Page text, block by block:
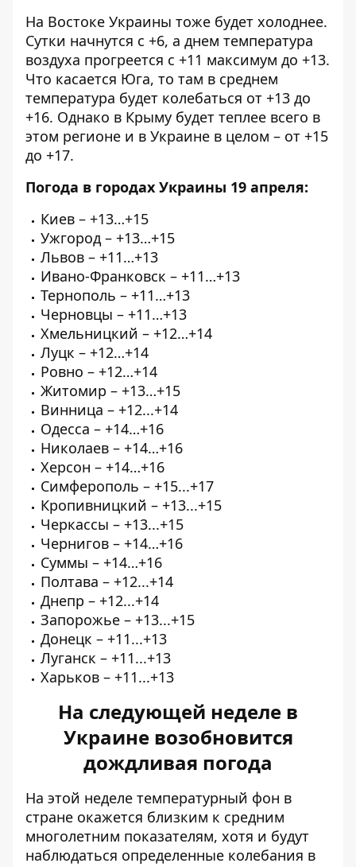
На Востоке Украины тоже будет холоднее.
Сутки начнутся с +6, а днем ​​температура
воздуха прогреется с +11 максимум до +13.
Что касается Юга, то там в среднем
температура будет колебаться от +13 до
+16. Однако в Крыму будет теплее всего в
этом регионе и в Украине в целом – от +15
до +17.
Погода в городах Украины 19 апреля:
Киев – +13…+15
Ужгород – +13…+15
Львов – +11…+13
Ивано-Франковск – +11…+13
Тернополь – +11…+13
Черновцы – +11…+13
Хмельницкий – +12…+14
Луцк – +12…+14
Ровно – +12…+14
Житомир – +13…+15
Винница – +12...+14
Одесса – +14…+16
Николаев – +14…+16
Херсон – +14…+16
Симферополь – +15...+17
Кропивницкий – +13...+15
Черкассы – +13...+15
Чернигов – +14…+16
Суммы – +14…+16
Полтава – +12...+14
Днепр – +12...+14
Запорожье – +13...+15
Донецк – +11...+13
Луганск – +11...+13
Харьков – +11...+13
На следующей неделе в
Украине возобновится
дождливая погода
На этой неделе температурный фон в
стране окажется близким к средним
многолетним показателям, хотя и будут
наблюдаться определенные колебания в